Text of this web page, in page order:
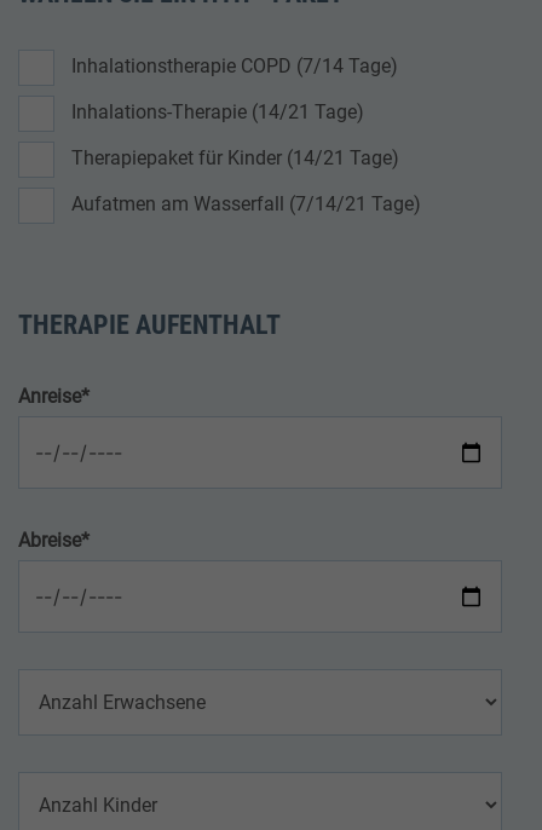
Inhalationstherapie COPD (7/14 Tage)
Inhalations-Therapie (14/21 Tage)
Therapiepaket für Kinder (14/21 Tage)
Aufatmen am Wasserfall (7/14/21 Tage)
THERAPIE AUFENTHALT
Anreise*
Abreise*